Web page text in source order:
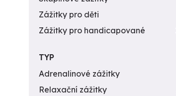
Zážitky pro děti
Zážitky pro handicapované
TYP
Adrenalinové zážitky
Relaxační zážitky